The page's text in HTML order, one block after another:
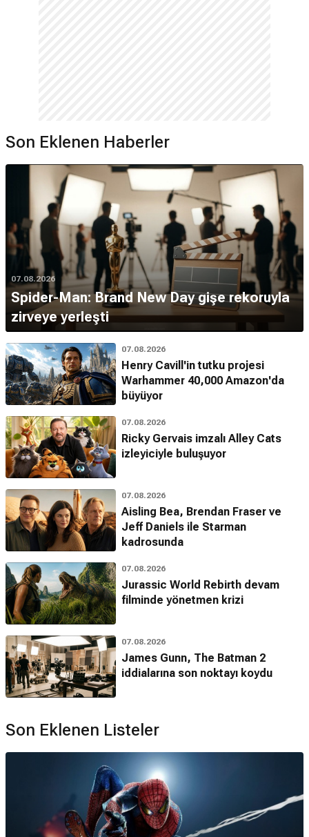
Son Eklenen Haberler
07.08.2026
Spider-Man: Brand New Day gişe rekoruyla
zirveye yerleşti
07.08.2026
Henry Cavill'in tutku projesi
Warhammer 40,000 Amazon'da
büyüyor
07.08.2026
Ricky Gervais imzalı Alley Cats
izleyiciyle buluşuyor
07.08.2026
Aisling Bea, Brendan Fraser ve
Jeff Daniels ile Starman
kadrosunda
07.08.2026
Jurassic World Rebirth devam
filminde yönetmen krizi
07.08.2026
James Gunn, The Batman 2
iddialarına son noktayı koydu
Son Eklenen Listeler